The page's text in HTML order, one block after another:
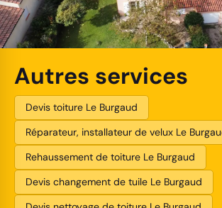
Autres services
Devis toiture Le Burgaud
Réparateur, installateur de velux Le
Rehaussement de toiture Le Burgaud
Devis changement de tuile Le Burgaud